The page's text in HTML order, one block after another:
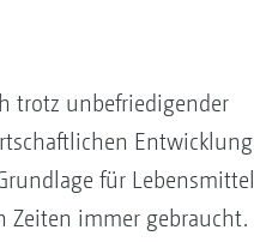
trotz unbefriedigender
Entwicklung
für Lebensmittel
Zeiten immer gebraucht.